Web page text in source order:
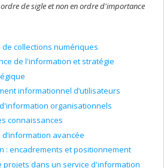
de sigle et non en ordre d'importance
de collections numériques
de l'information et stratégie
informationnel d’utilisateurs
d'information organisationnels
connaissances
d’information avancée
: encadrements et positionnement
projets dans un service d'information